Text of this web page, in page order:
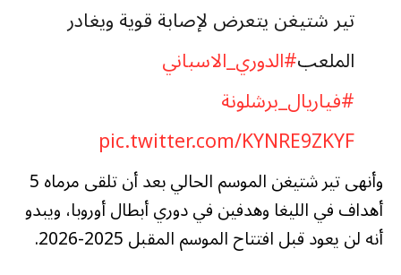
تير شتيغن يتعرض لإصابة قوية ويغادر
الملعب#الدوري_الاسباني
#فياريال_برشلونة
pic.twitter.com/KYNRE9ZKYF
— beIN SPORTS (@beINSPORTS)
September 22, 2024
وأنهى تير شتيغن الموسم الحالي بعد أن تلقى مرماه 5
أهداف في الليغا وهدفين في دوري أبطال أوروبا، ويبدو
أنه لن يعود قبل افتتاح الموسم المقبل 2025-2026.